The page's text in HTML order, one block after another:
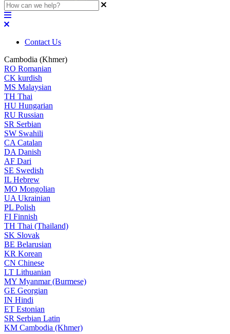
Contact Us
Cambodia (Khmer)
RO Romanian
CK kurdish
MS Malaysian
TH Thai
HU Hungarian
RU Russian
SR Serbian
SW Swahili
CA Catalan
DA Danish
AF Dari
SE Swedish
IL Hebrew
MO Mongolian
UA Ukrainian
PL Polish
FI Finnish
TH Thai (Thailand)
SK Slovak
BE Belarusian
KR Korean
CN Chinese
LT Lithuanian
MY Myanmar (Burmese)
GE Georgian
IN Hindi
ET Estonian
SR Serbian Latin
KM Cambodia (Khmer)